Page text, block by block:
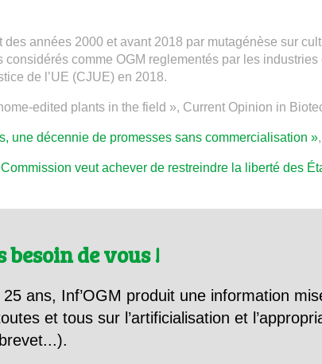
des années 2000 et avant 2018 par mutagénèse sur
considérés comme OGM reglementés par les
de l’UE (CJUE) en 2018.
edited plants in the field », Current Opinion in
une décennie de promesses sans commercialisation »,
veut achever de restreindre la liberté des
besoin de vous !
ans, Inf’OGM produit une information
et tous sur l’artificialisation et